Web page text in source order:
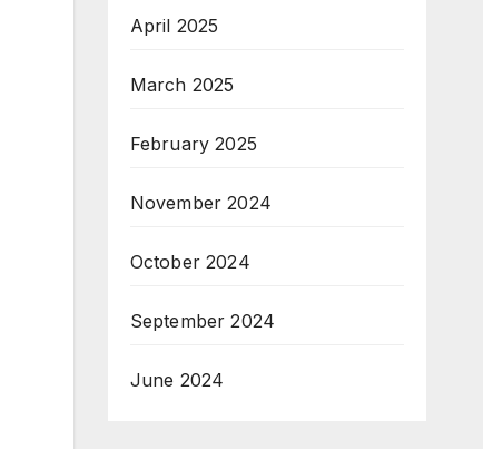
April 2025
March 2025
February 2025
November 2024
October 2024
September 2024
June 2024